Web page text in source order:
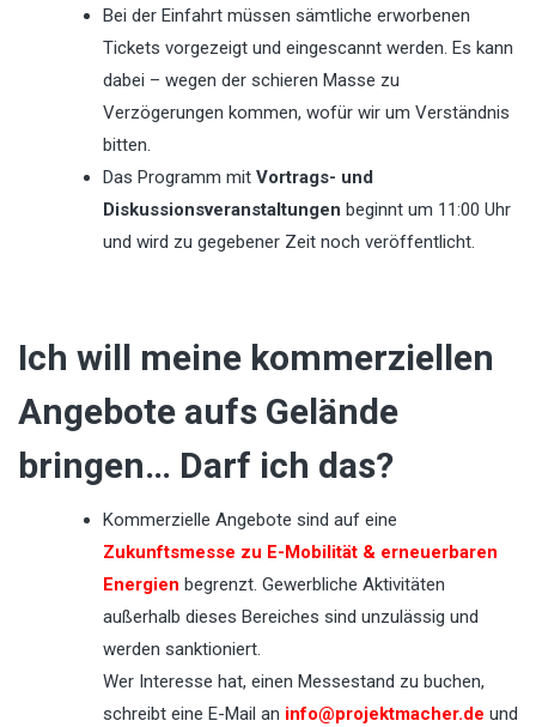
Bei der Einfahrt müssen sämtliche erworbenen
Tickets vorgezeigt und eingescannt werden. Es kann
dabei – wegen der schieren Masse zu
Verzögerungen kommen, wofür wir um Verständnis
bitten.
Das Programm mit Vortrags- und
Diskussionsveranstaltungen beginnt um 11:00 Uhr
und wird zu gegebener Zeit noch veröffentlicht.
Ich will meine kommerziellen
Angebote aufs Gelände
bringen… Darf ich das?
Kommerzielle Angebote sind auf eine
Zukunftsmesse zu E-Mobilität & erneuerbaren
Energien begrenzt. Gewerbliche Aktivitäten
außerhalb dieses Bereiches sind unzulässig und
werden sanktioniert.
Wer Interesse hat, einen Messestand zu buchen,
schreibt eine E-Mail an info@projektmacher.de und